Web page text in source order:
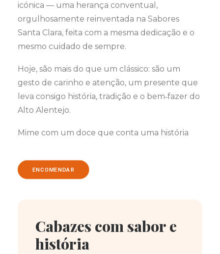
icónica — uma herança conventual,
orgulhosamente reinventada na Sabores
Santa Clara, feita com a mesma dedicação e o
mesmo cuidado de sempre.
Hoje, são mais do que um clássico: são um
gesto de carinho e atenção, um presente que
leva consigo história, tradição e o bem‑fazer do
Alto Alentejo.
Mime com um doce que conta uma história
ENCOMENDAR
Cabazes com sabor e
história